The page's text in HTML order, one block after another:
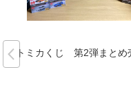
トミカくじ 第2弾まとめ